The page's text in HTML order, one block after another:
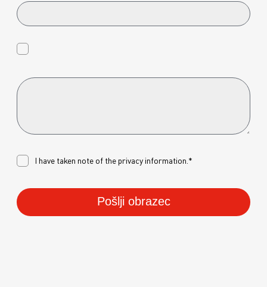
I have taken note of theprivacyinformation.*
Pošlji obrazec